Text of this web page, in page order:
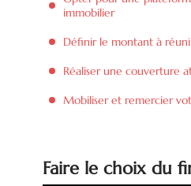
immobilier
Définir le montant à
Réaliser une couverture
Mobiliser et remercier
Faire le choix du